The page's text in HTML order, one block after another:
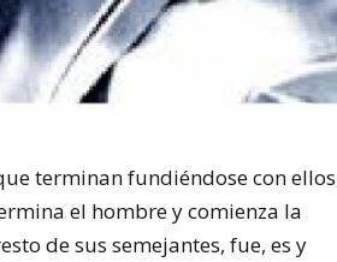
terminan fundiéndose con
el hombre y comienza la
de sus semejantes, fue, es y